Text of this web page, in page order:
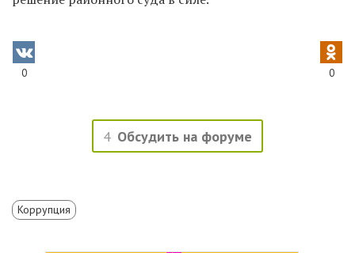
0 0
4 Обсудить на форуме
Коррупция